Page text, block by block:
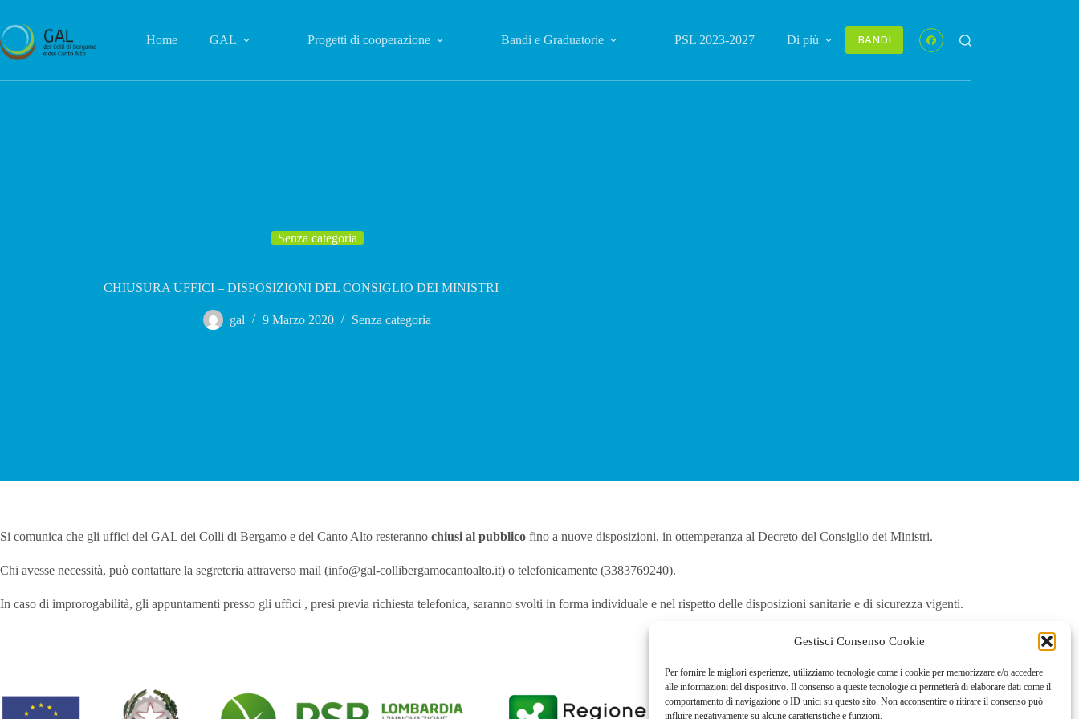
Gestisci Consenso Cookie
Per fornire le migliori esperienze, utilizziamo tecnologie come i cookie per memorizzare e/o accedere
alle informazioni del dispositivo. Il consenso a queste tecnologie ci permetterà di elaborare dati come il
comportamento di navigazione o ID unici su questo sito. Non acconsentire o ritirare il consenso può
influire negativamente su alcune caratteristiche e funzioni.
contenuto
Home GAL Progetti di cooperazione Bandi e Graduatorie PSL 2023-2027 Di più BANDI
Senza categoria
CHIUSURA UFFICI – DISPOSIZIONI DEL CONSIGLIO DEI MINISTRI
gal 9 Marzo 2020 Senza categoria
Si comunica che gli uffici del GAL dei Colli di Bergamo e del Canto Alto resteranno chiusi al pubblico fino a nuove disposizioni, in ottemperanza al Decreto del Consiglio dei Ministri.
Chi avesse necessità, può contattare la segreteria attraverso mail (info@gal-collibergamocantoalto.it) o telefonicamente (3383769240).
In caso di improrogabilità, gli appuntamenti presso gli uffici , presi previa richiesta telefonica, saranno svolti in forma individuale e nel rispetto delle disposizioni sanitarie e di sicurezza vigenti.